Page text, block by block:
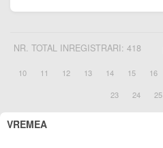
NR. TOTAL INREGISTRARI: 418
10
11 12 13 14 15 16
23
24 25
VREMEA